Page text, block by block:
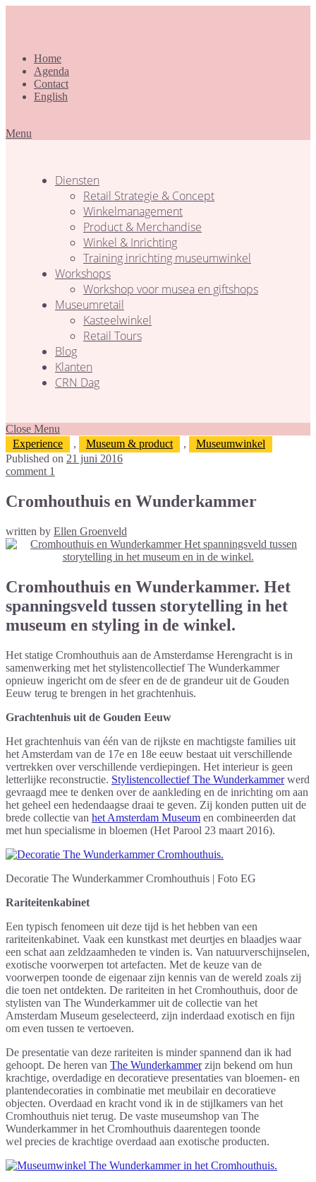
Home
Agenda
Contact
English
Menu
Diensten
Retail Strategie & Concept
Winkelmanagement
Product & Merchandise
Winkel & Inrichting
Training inrichting museumwinkel
Workshops
Workshop voor musea en giftshops
Museumretail
Kasteelwinkel
Retail Tours
Blog
Klanten
CRN Dag
Close Menu
Experience
, Museum & product ,
Museumwinkel
Published on 21 juni 2016
comment 1
Cromhouthuis en Wunderkammer
written by Ellen Groenveld
Cromhouthuis en Wunderkammer. Het
spanningsveld tussen storytelling in het
museum en styling in de winkel.
Het statige Cromhouthuis aan de Amsterdamse Herengracht is in
samenwerking met het stylistencollectief The Wunderkammer
opnieuw ingericht om de sfeer en de de grandeur uit de Gouden
Eeuw terug te brengen in het grachtenhuis.
Grachtenhuis uit de Gouden Eeuw
Het grachtenhuis van één van de rijkste en machtigste families uit
het Amsterdam van de 17e en 18e eeuw bestaat uit verschillende
vertrekken over verschillende verdiepingen. Het interieur is geen
letterlijke reconstructie. Stylistencollectief The Wunderkammerwerd
gevraagd mee te denken over de aankleding en de inrichting om aan
het geheel een hedendaagse draai te geven. Zij konden putten uit de
brede collectie van het Amsterdam Museum en combineerden dat
met hun specialisme in bloemen (Het Parool 23 maart 2016).
Decoratie The Wunderkammer Cromhouthuis | Foto EG
Rariteitenkabinet
Een typisch fenomeen uit deze tijd is het hebben van een
rariteitenkabinet. Vaak een kunstkast met deurtjes en blaadjes waar
een schat aan zeldzaamheden te vinden is. Van natuurverschijnselen,
exotische voorwerpen tot artefacten. Met de keuze van de
voorwerpen toonde de eigenaar zijn kennis van de wereld zoals zij
die toen net ontdekten. De rariteiten in het Cromhouthuis, door de
stylisten van The Wunderkammer uit de collectie van het
Amsterdam Museum geselecteerd, zijn inderdaad exotisch en fijn
om even tussen te vertoeven.
De presentatie van deze rariteiten is minder spannend dan ik had
gehoopt. De heren van The Wunderkammerzijn bekend om hun
krachtige, overdadige en decoratieve presentaties van bloemen- en
plantendecoraties in combinatie met meubilair en decoratieve
objecten. Overdaad en kracht vond ik in de stijlkamers van het
Cromhouthuis niet terug. De vaste museumshop van The
Wunderkammer in het Cromhouthuis daarentegen toonde
wel precies de krachtige overdaad aan exotische producten.